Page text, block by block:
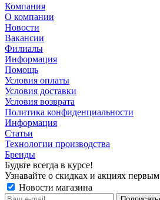
Компания
О компании
Новости
Вакансии
Филиалы
Информация
Помощь
Условия оплаты
Условия доставки
Условия возврата
Политика конфиденциальности
Информация
Статьи
Технологии производства
Бренды
Будьте всегда в курсе!
Узнавайте о скидках и акциях первым
Новости магазина